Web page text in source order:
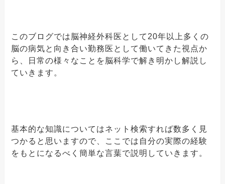
このブログでは脳神経外科医として20年以上多くの
脳の病気と向き合い勤務医として働いてきた視点か
ら、日常の様々なことを脳科学で解き明かし解説し
ていきます。
基本的な知識についてはネット検索すれば数多く見
つかると思いますので、ここでは自分の実際の経験
をもとになるべく簡単な言葉で説明していきます。